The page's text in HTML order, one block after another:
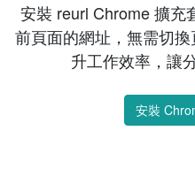
安裝 reurl Chrome 擴充
前頁面的網址，無需切
升工作效率，讓
安裝